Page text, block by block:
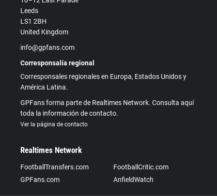
Leeds
LS1 2BH
United Kingdom
info@gpfans.com
Corresponsalía regional
Corresponsales regionales en Europa, Estados Unidos y
América Latina.
GPFans forma parte de Realtimes Network. Consulta aquí
toda la información de contacto.
Ver la página de contacto
Realtimes Network
FootballTransfers.com
FootballCritic.com
GPFans.com
AnfieldWatch